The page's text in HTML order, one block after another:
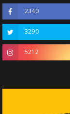
2340
3290
5212